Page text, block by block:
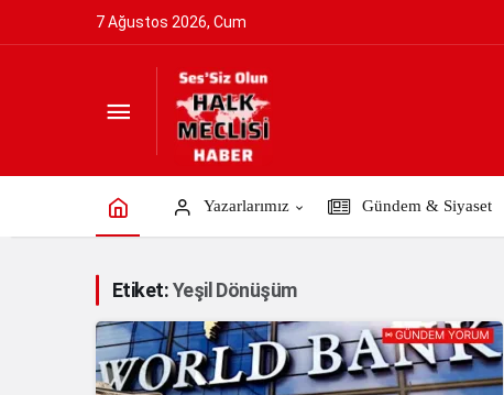
7 Ağustos 2026, Cum
Yazarlarımız Gündem & Siyaset
Etiket:Yeşil Dönüşüm